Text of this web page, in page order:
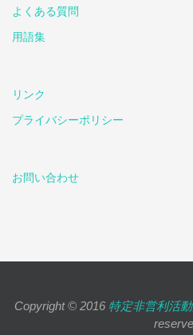
よくある質問
用語集
リンク
プライバシーポリシー
お問い合わせ
Copyright © 2016 特定非営利活